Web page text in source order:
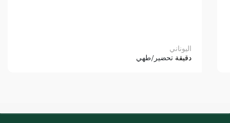
اليوناني
دقيقة تحضير/طهي